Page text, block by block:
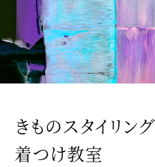
きものスタイリング
着つけ教室